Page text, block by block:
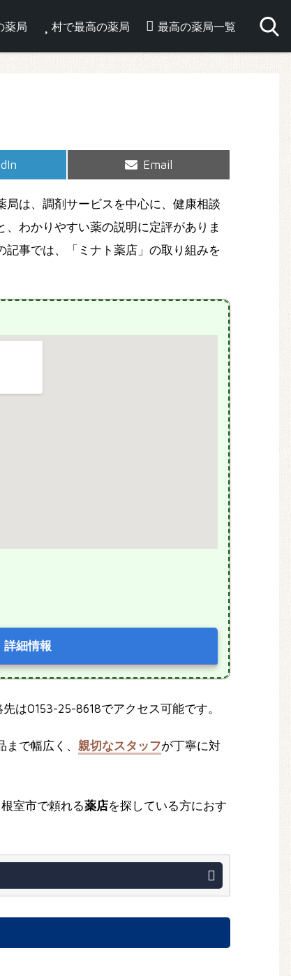
薬局 村で最高の薬局 最高の薬局一覧
Share
Email
は、調剤サービスを中心に、健康相談
わかりやすい薬の説明に定評がありま
事では、「ミナト薬店」の取り組みを
詳細情報
は0153-25-8618でアクセス可能です。
で幅広く、 親切なスタッフが丁寧に対
室市で頼れる薬店を探している方におす